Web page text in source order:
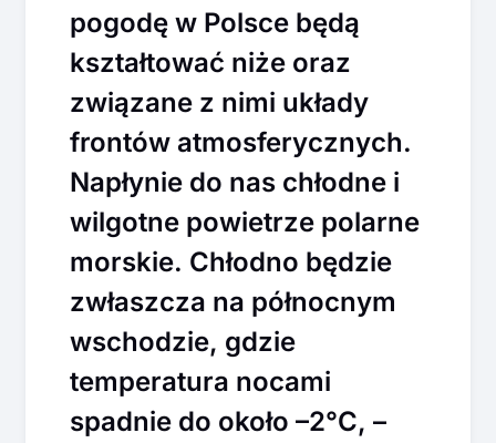
pogodę w Polsce będą
kształtować niże oraz
związane z nimi układy
frontów atmosferycznych.
Napłynie do nas chłodne i
wilgotne powietrze polarne
morskie. Chłodno będzie
zwłaszcza na północnym
wschodzie, gdzie
temperatura nocami
spadnie do około –2°C, –